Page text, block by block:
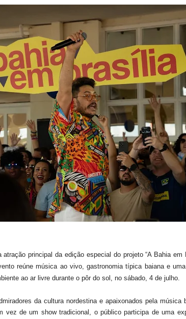
principal da edição especial do projeto “A Bahia em
reúne música ao vivo, gastronomia típica baiana e uma
ao ar livre durante o pôr do sol, no sábado, 4 de julho.
da cultura nordestina e apaixonados pela música
vez de um show tradicional, o público participa de uma